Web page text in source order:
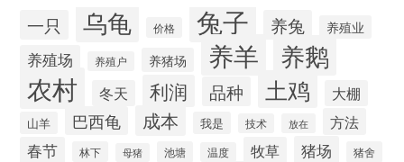
一只 乌龟 价格 兔子 养兔 养殖业
养殖场 养殖户 养猪场 养羊 养鹅
农村 冬天 利润 品种 土鸡 大棚
山羊 巴西龟 成本 我是 技术 放在
方法
春节
林下 母猪 池塘 温度 牧草 猪场 猪舍